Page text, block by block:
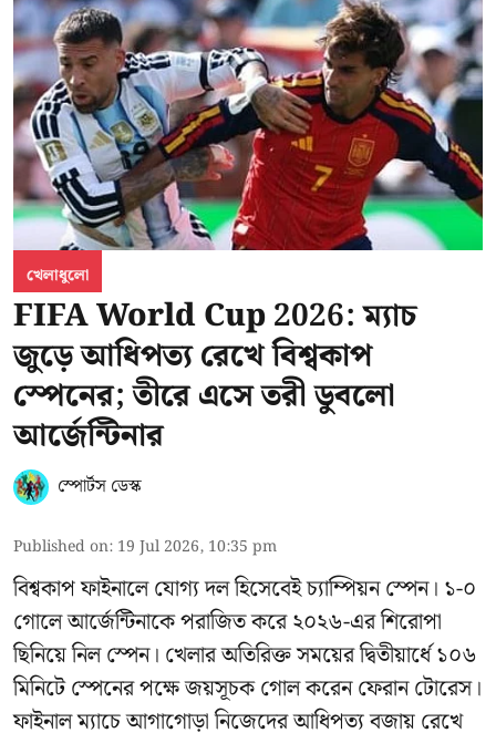
খেলাধুলো
FIFA World Cup 2026: ম্যাচ
জুড়ে আধিপত্য রেখে বিশ্বকাপ
স্পেনের; তীরে এসে তরী ডুবলো
আর্জেন্টিনার
স্পোর্টস ডেস্ক
Published on: 19 Jul 2026, 10:35 pm
বিশ্বকাপ ফাইনালে যোগ্য দল হিসেবেই চ্যাম্পিয়ন স্পেন। ১-০
গোলে আর্জেন্টিনাকে পরাজিত করে ২০২৬-এর শিরোপা
ছিনিয়ে নিল স্পেন। খেলার অতিরিক্ত সময়ের দ্বিতীয়ার্ধে ১০৬
মিনিটে স্পেনের পক্ষে জয়সূচক গোল করেন ফেরান টোরেস।
ফাইনাল ম্যাচে আগাগোড়া নিজেদের আধিপত্য বজায় রেখে